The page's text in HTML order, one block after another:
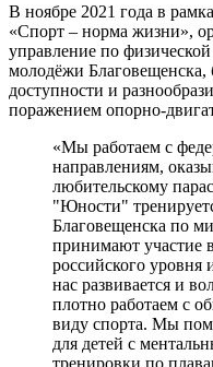
В ноябре 2021 года в
«Спорт – норма жизни»,
управление по
молодёжи
доступности и
поражением опорно-
«Мы работаем с
направлениям,
любительскому
"Юности"
Благовещенска по
принимают участие
российского уровня
нас развивается и
плотно работаем с
виду спорта. Мы
для детей с
тренировки по